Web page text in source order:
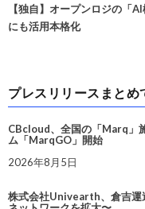
【独自】オープンロジの「
にも活用本格化
プレスリリースまとめ
CBcloud、全国の「Marq」
ム「MarqGO」開始
2026年8月5日
株式会社Univearth、倉吉運